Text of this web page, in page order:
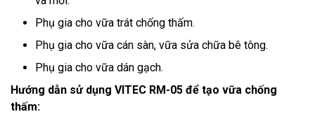
Phụ gia cho vữa trát chống thấm.
Phụ gia cho vữa cán sàn, vữa sửa chữa bê tông.
Phụ gia cho vữa dán gạch.
Hướng dẫn sử dụng VITEC RM-05 để tạo vữa chống
thấm: